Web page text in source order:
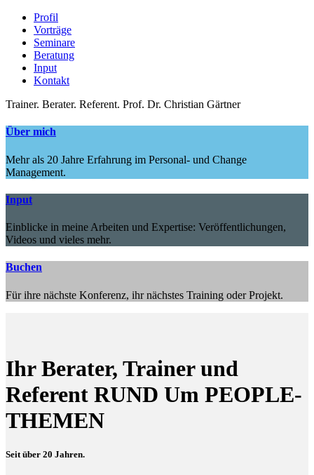
Profil
Vorträge
Seminare
Beratung
Input
Kontakt
Trainer. Berater. Referent. Prof. Dr. Christian Gärtner
Über mich
Mehr als 20 Jahre Erfahrung im Personal- und Change
Management.
Input
Einblicke in meine Arbeiten und Expertise: Veröffentlichungen,
Videos und vieles mehr.
Buchen
Für ihre nächste Konferenz, ihr nächstes Training oder Projekt.
Ihr Berater, Trainer und
Referent RUND Um PEOPLE-
THEMEN
Seit über 20 Jahren.